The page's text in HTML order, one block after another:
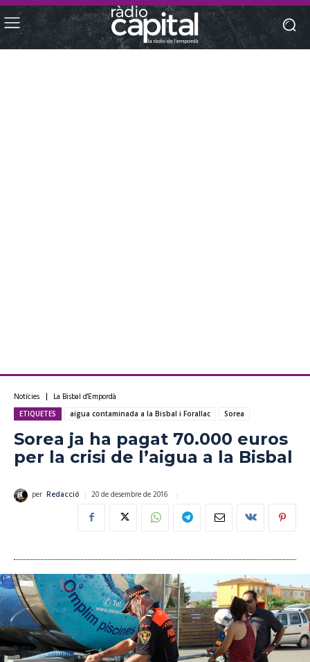
Notícies La Bisbal d'Empordà
ETIQUETES aigua contaminada a la Bisbal i Forallac Sorea
Sorea ja ha pagat 70.000 euros
per la crisi de l’aigua a la Bisbal
per Redacció 20 de desembre de 2016